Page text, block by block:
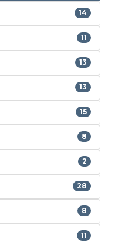
14
11
13
13
15
8
2
28
8
11